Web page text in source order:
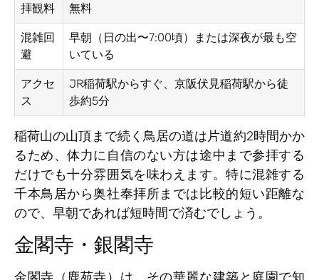
拝観料 無料
混雑回
避
早朝（日の出〜7:00頃）または深夜が最も空
いている
アクセ
ス
JR稲荷駅からすぐ、京阪伏見稲荷駅から徒
歩約5分
稲荷山の山頂まで続く鳥居の道は片道約2時間かか
るため、体力に自信のない方は途中まで参拝する
だけでも十分雰囲気を味わえます。特に混雑する
千本鳥居から奥社奉拝所までは比較的短い距離な
ので、早朝であれば短時間で済むでしょう。
金閣寺・銀閣寺